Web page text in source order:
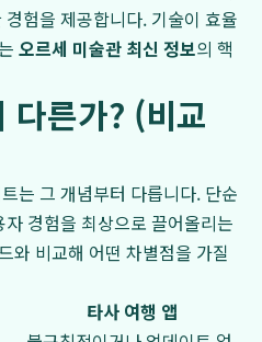
험을 제공합니다. 기술이 효율
오르세 미술관 최신 정보의 핵
다른가? (비교
는 그 개념부터 다릅니다. 단순
경험을 최상으로 끌어올리는
와 비교해 어떤 차별점을 가질
타사 여행 앱